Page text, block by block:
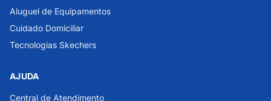
Aluguel de Equipamentos
Cuidado Domiciliar
Tecnologias Skechers
AJUDA
Central de Atendimento